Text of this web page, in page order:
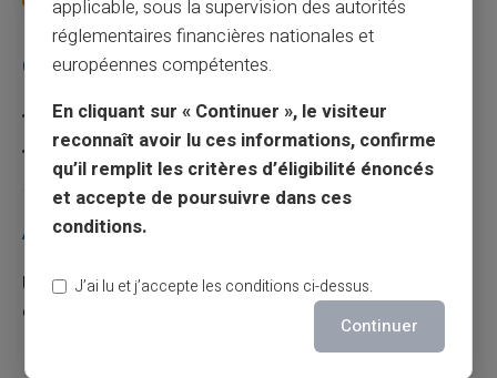
Catégories
Carte prépayée
Escroquerie
Articles récents
Une carte bancaire gratuite sans compte, ça
existe ?
applicable, sous la supervision des autorités
réglementaires financières nationales et
européennes compétentes.
En cliquant sur « Continuer », le visiteur
reconnaît avoir lu ces informations, confirme
qu’il remplit les critères d’éligibilité énoncés
et accepte de poursuivre dans ces
conditions.
J’ai lu et j’accepte les conditions ci-dessus.
Continuer